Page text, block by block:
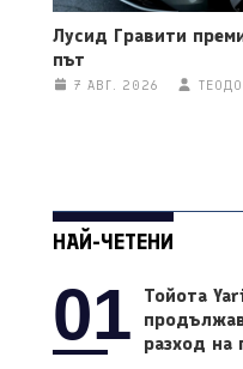
Лусид Гравити
път
7 АВГ. 2026
НАЙ-ЧЕТЕНИ
01
Тойота
разход на